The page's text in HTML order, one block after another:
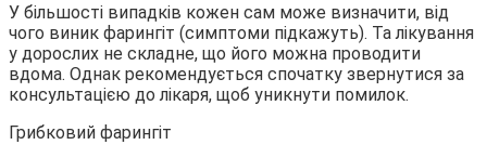
У більшості випадків кожен сам може визначити, від
чого виник фарингіт (симптоми підкажуть). Та лікування
у дорослих не складне, що його можна проводити
вдома. Однак рекомендується спочатку звернутися за
консультацією до лікаря, щоб уникнути помилок.
Грибковий фарингіт